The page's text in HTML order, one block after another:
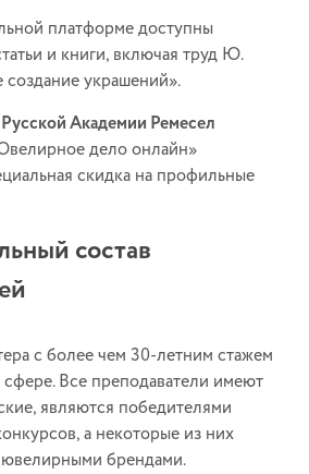
платформе доступны
и книги, включая труд Ю.
украшений».
Русской Академии Ремесел
дело онлайн»
скидка на профильные
состав
с более чем 30-летним стажем
Все преподаватели имеют
являются победителями
а некоторые из них
брендами.